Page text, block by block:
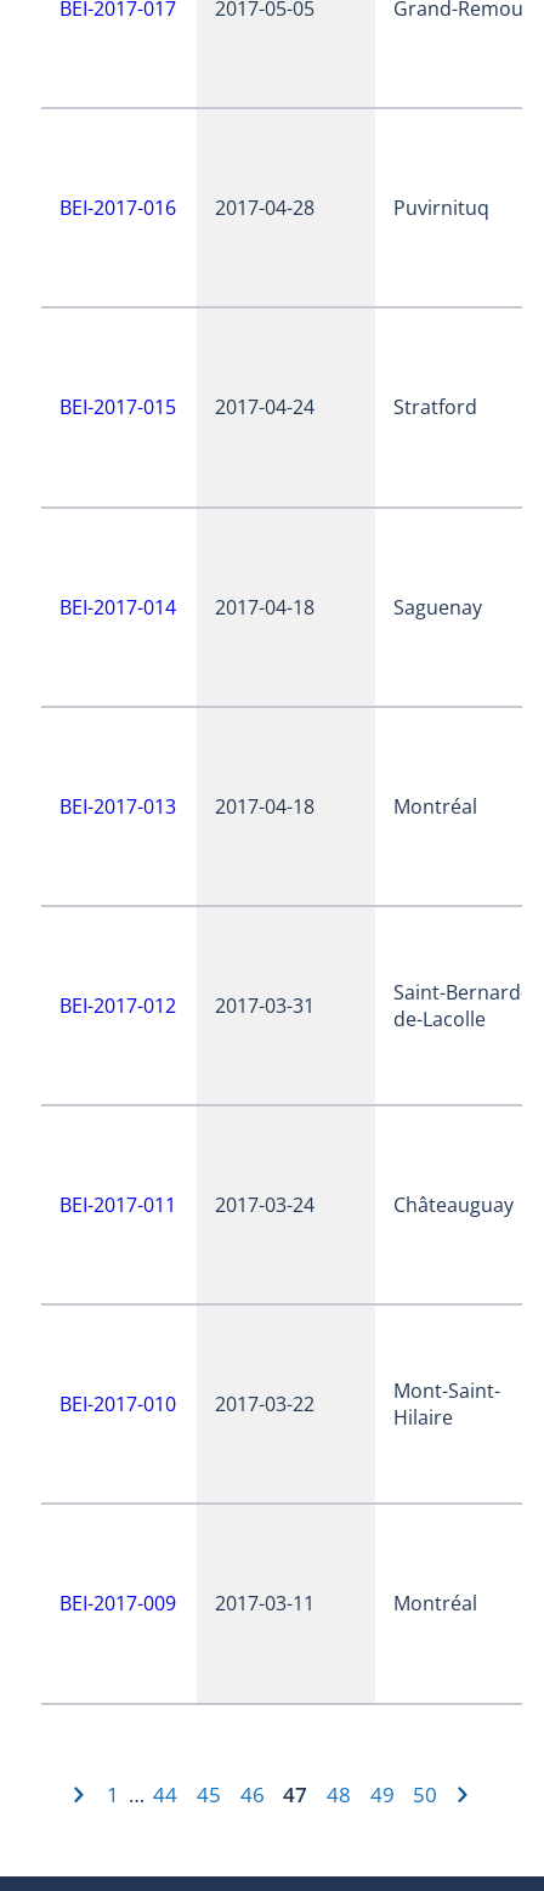
BEI-2017-017 2017-05-05 Grand-Remous
BEI-2017-016 2017-04-28 Puvirnituq
BEI-2017-015 2017-04-24 Stratford
BEI-2017-014 2017-04-18 Saguenay
BEI-2017-013 2017-04-18 Montréal
BEI-2017-012 2017-03-31
Saint-Bernard-
de-Lacolle
BEI-2017-011 2017-03-24 Châteauguay
BEI-2017-010 2017-03-22
Mont-Saint-
Hilaire
BEI-2017-009 2017-03-11 Montréal
1 … 44 45 46 47 48 49 50